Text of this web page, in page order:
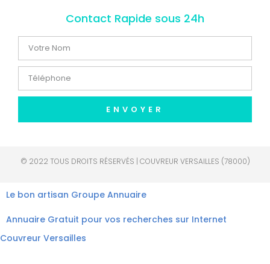
Contact Rapide sous 24h
ENVOYER
© 2022 TOUS DROITS RÉSERVÉS | COUVREUR VERSAILLES (78000)
Le bon artisan Groupe Annuaire
Annuaire Gratuit pour vos recherches sur Internet
Couvreur Versailles